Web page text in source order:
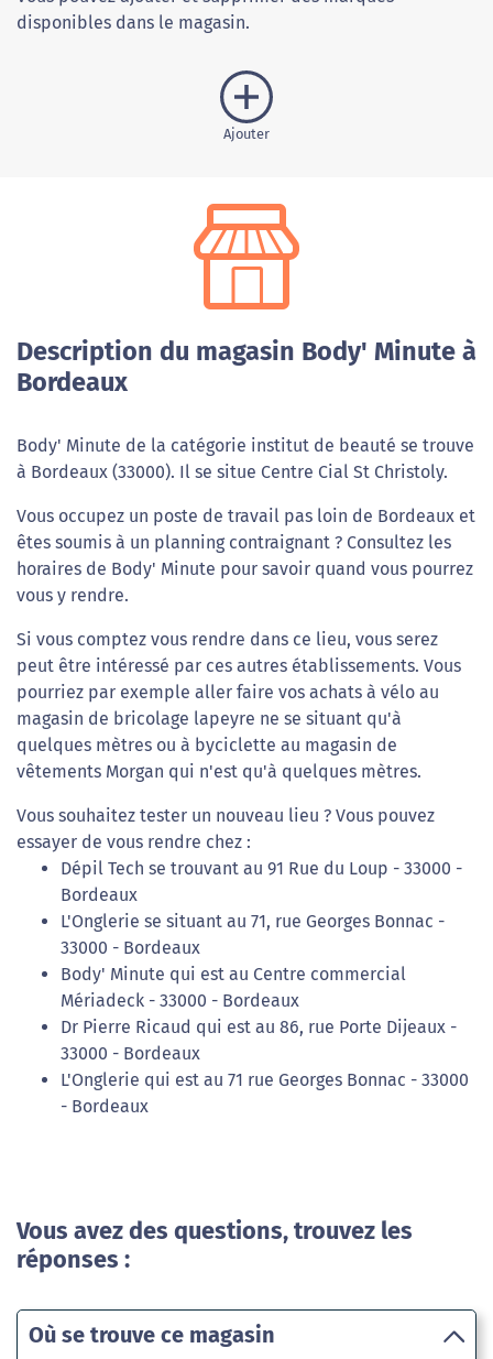
disponibles dans le magasin.
Ajouter
Description du magasin Body' Minute à
Bordeaux
Body' Minute de la catégorie institut de beauté se trouve
à Bordeaux (33000). Il se situe Centre Cial St Christoly.
Vous occupez un poste de travail pas loin de Bordeaux et
êtes soumis à un planning contraignant ? Consultez les
horaires de Body' Minute pour savoir quand vous pourrez
vous y rendre.
Si vous comptez vous rendre dans ce lieu, vous serez
peut être intéressé par ces autres établissements. Vous
pourriez par exemple aller faire vos achats à vélo au
magasin de bricolage lapeyre ne se situant qu'à
quelques mètres ou à byciclette au magasin de
vêtements Morgan qui n'est qu'à quelques mètres.
Vous souhaitez tester un nouveau lieu ? Vous pouvez
essayer de vous rendre chez :
Dépil Tech se trouvant au 91 Rue du Loup - 33000 -
Bordeaux
L'Onglerie se situant au 71, rue Georges Bonnac -
33000 - Bordeaux
Body' Minute qui est au Centre commercial
Mériadeck - 33000 - Bordeaux
Dr Pierre Ricaud qui est au 86, rue Porte Dijeaux -
33000 - Bordeaux
L'Onglerie qui est au 71 rue Georges Bonnac - 33000
- Bordeaux
Vous avez des questions, trouvez les
réponses :
Où se trouve ce magasin